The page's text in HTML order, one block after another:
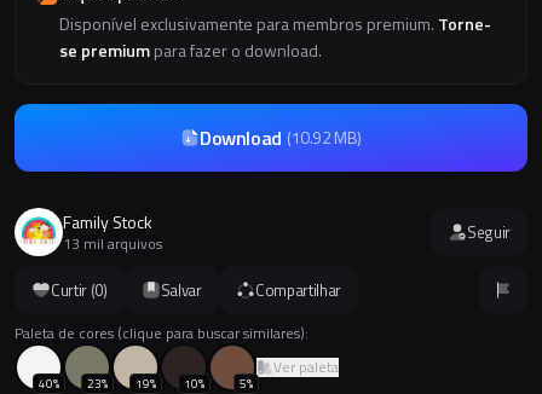
Curtir (0) Salvar Compartilhar
Paleta de cores (clique para buscar similares):
40% 23% 19% 10% 5%
Ver paleta
Disponível exclusivamente para membros premium. Torne-
se premiumpara fazer o download.
Download (10.92 MB)
Family Stock
13 mil arquivos Seguir